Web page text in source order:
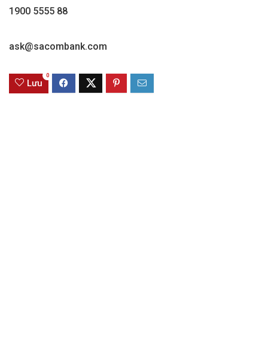
1900 5555 88
ask@sacombank.com
Lưu
0